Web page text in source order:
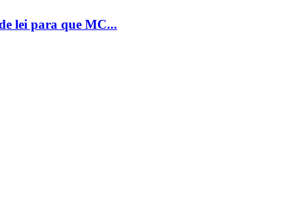
lei para que MC...